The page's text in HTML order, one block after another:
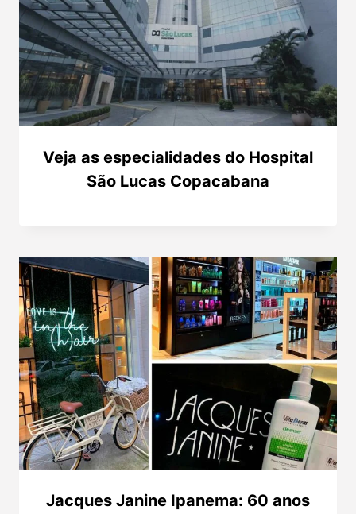
Veja as especialidades do Hospital
São Lucas Copacabana
Jacques Janine Ipanema: 60 anos